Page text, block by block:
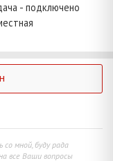
- подключено
со мной, буду рада
все Ваши вопросы